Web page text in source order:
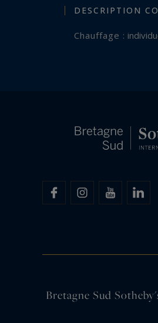
DESCRIPTION
Chauffage :
Bretagne Sud